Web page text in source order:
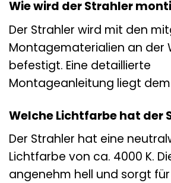
Wie wird der Strahler
Der Strahler wird mit den
Montagematerialien an der
befestigt. Eine detaillierte
Montageanleitung liegt
Welche Lichtfarbe hat der
Der Strahler hat eine
Lichtfarbe von ca. 4000 K.
angenehm hell und sorgt